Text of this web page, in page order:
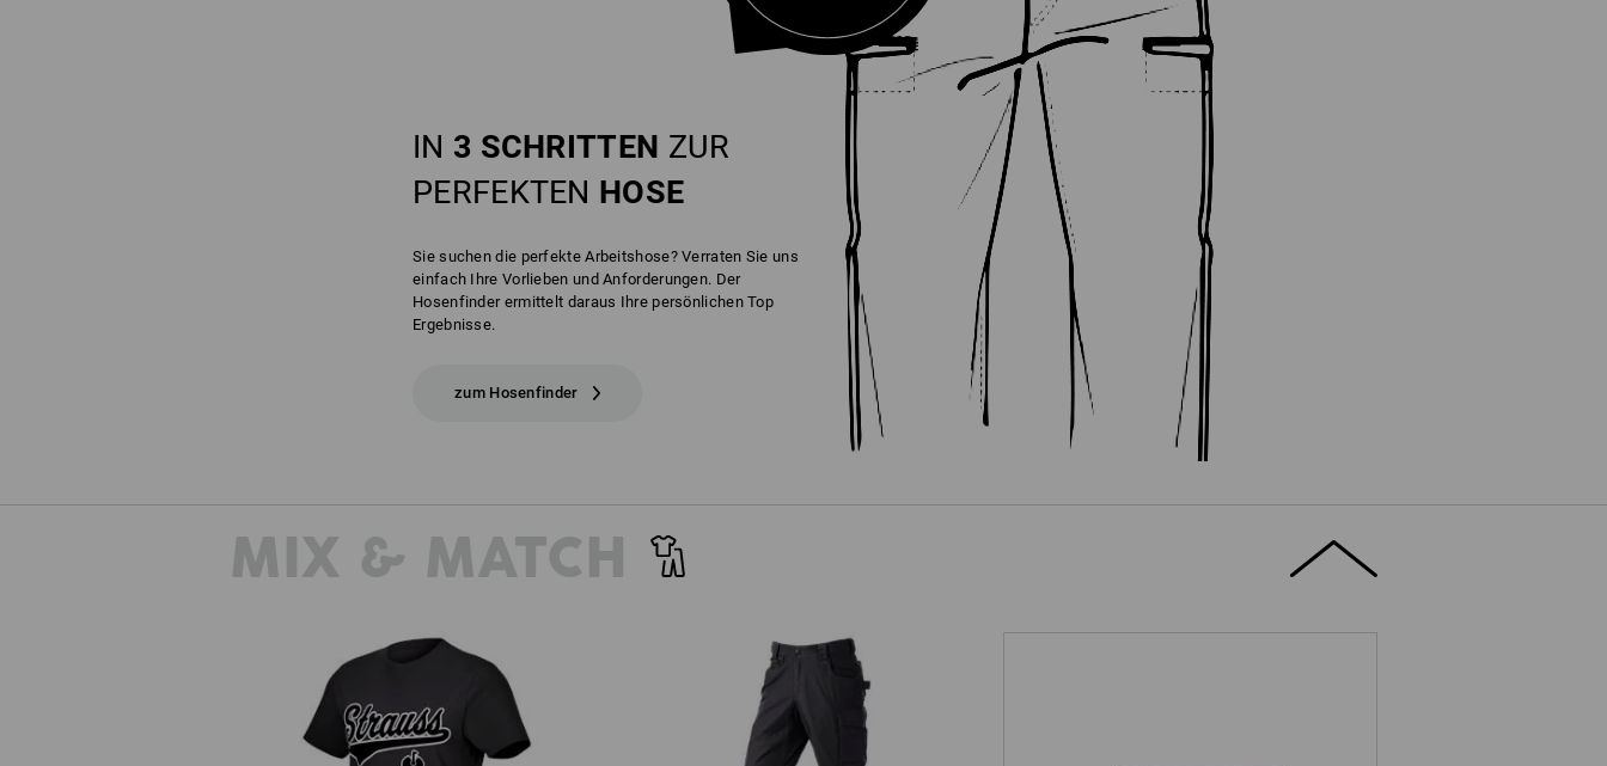
IN 3 SCHRITTEN ZUR
PERFEKTEN HOSE
Sie suchen die perfekte Arbeitshose? Verraten Sie uns
einfach Ihre Vorlieben und Anforderungen. Der
Hosenfinder ermittelt daraus Ihre persönlichen Top
Ergebnisse.
zum Hosenfinder
MIX & MATCH